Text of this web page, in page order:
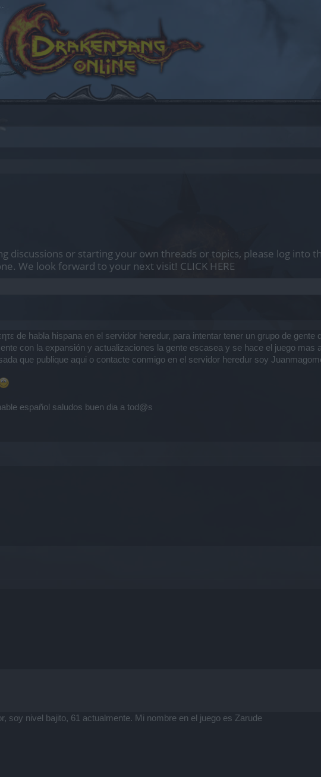
discussions or starting your own threads or topics, please log into
We look forward to your next visit! CLICK HERE
de habla hispana en el servidor heredur, para intentar tener un grupo de gente
con la expansión y actualizaciones la gente escasea y se hace el juego mas
que publique aqui o contacte conmigo en el servidor heredur soy
español saludos buen dia a tod@s
soy nivel bajito, 61 actualmente. Mi nombre en el juego es Zarude